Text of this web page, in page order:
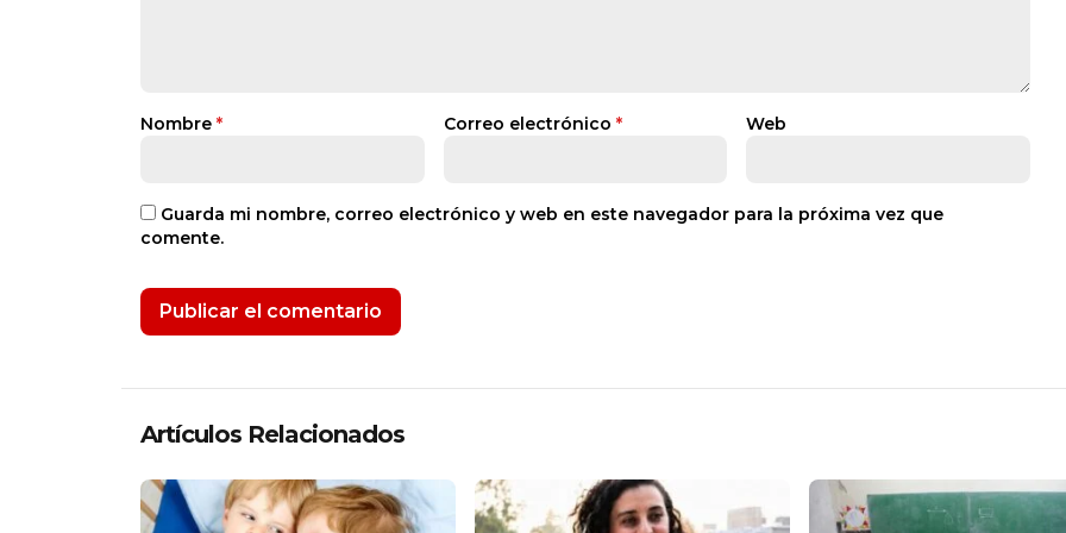
Nombre * Correo electrónico * Web
Guarda mi nombre, correo electrónico y web en este navegador para la próxima vez que
comente.
Artículos Relacionados